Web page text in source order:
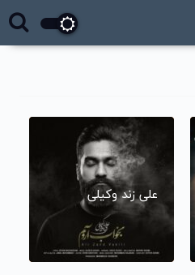
علی زند وکیلی